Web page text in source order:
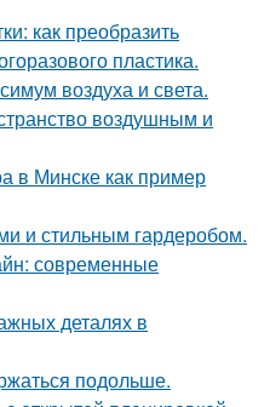
как преобразить
пластика.
воздуха и света.
воздушным и
в Минске как пример
и стильным гардеробом.
современные
деталях в
подольше.